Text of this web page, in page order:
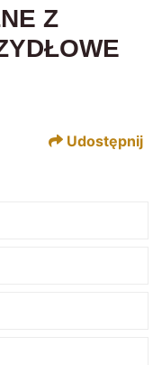
Z
Udostępnij